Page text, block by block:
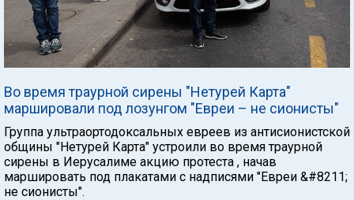
Во время траурной сирены "Нетурей Карта"
маршировали под лозунгом "Евреи – не сионисты"
Группа ультраортодоксальных евреев из антисионистской
общины "Нетурей Карта" устроили во время траурной
сирены в Иерусалиме акцию протеста , начав
маршировать под плакатами с надписями "Евреи &#8211;
не сионисты".